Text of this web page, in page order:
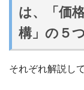
は、「価
構」の５
それぞれ解説し